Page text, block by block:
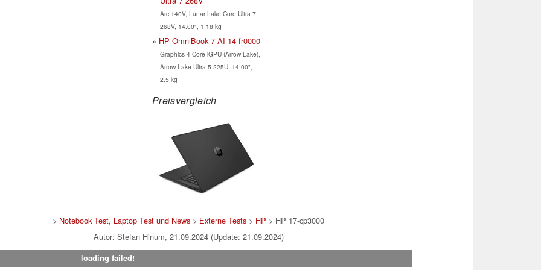
Arc 140V, Lunar Lake Core Ultra 7
268V, 14.00", 1.18 kg
HP OmniBook 7 AI 14-fr0000
Graphics 4-Core iGPU (Arrow Lake),
Arrow Lake Ultra 5 225U, 14.00",
2.5 kg
Preisvergleich
> Notebook Test, Laptop Test und News > Externe Tests > HP > HP 17-cp3000
Autor: Stefan Hinum, 21.09.2024 (Update: 21.09.2024)
loading failed!